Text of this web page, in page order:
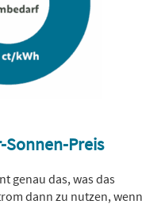
Sonnen-Preis
genau das, was das
dann zu nutzen, wenn